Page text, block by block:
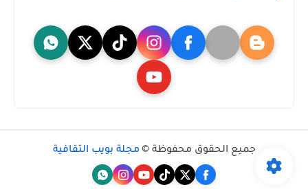
جميع الحقوق محفوظة © مجلة بويب الثقافية